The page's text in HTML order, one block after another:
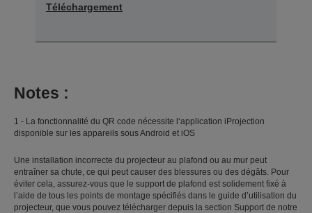
Téléchargement
Notes :
1 - La fonctionnalité du QR code nécessite l‘application iProjection
disponible sur les appareils sous Android et iOS
Une installation incorrecte du projecteur au plafond ou au mur peut
entraîner sa chute, ce qui peut causer des blessures ou des dégâts. Pour
éviter cela, assurez-vous que le support de plafond est solidement fixé à
l’aide de tous les points de montage spécifiés dans le guide d’utilisation du
projecteur, que vous pouvez télécharger depuis la section Support de notre